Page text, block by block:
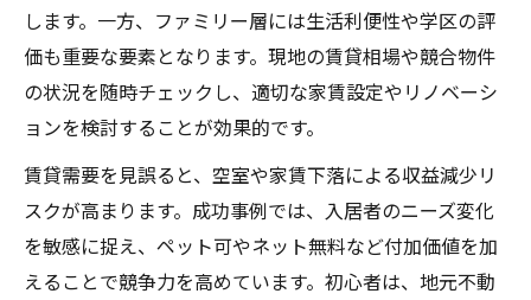
します。一方、ファミリー層には生活利便性や学区の評
価も重要な要素となります。現地の賃貸相場や競合物件
の状況を随時チェックし、適切な家賃設定やリノベーシ
ョンを検討することが効果的です。
賃貸需要を見誤ると、空室や家賃下落による収益減少リ
スクが高まります。成功事例では、入居者のニーズ変化
を敏感に捉え、ペット可やネット無料など付加価値を加
えることで競争力を高めています。初心者は、地元不動